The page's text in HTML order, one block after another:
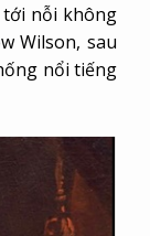
tới nỗi không
Wilson, sau
nổi tiếng